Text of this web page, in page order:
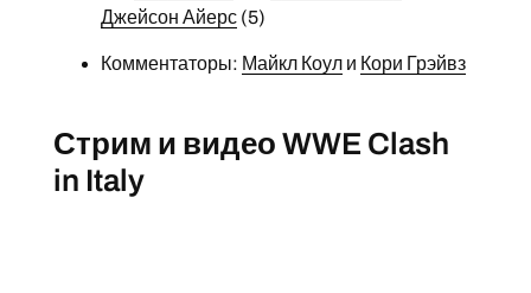
Джейсон Айерс(5)
Комментаторы: Майкл Коули Кори Грэйвз
Стрим и видео WWE Clash
in Italy